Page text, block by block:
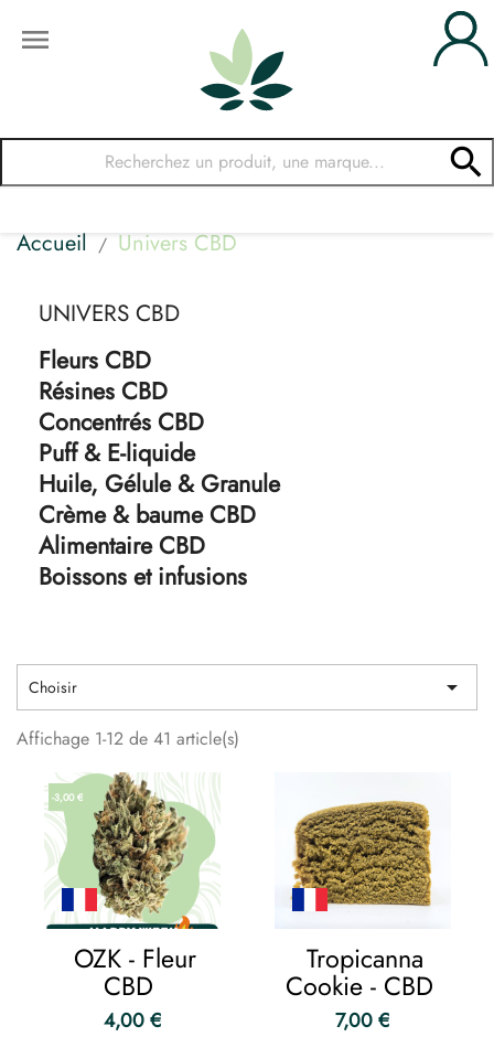


Accueil Univers CBD
UNIVERS CBD
Fleurs CBD
Résines CBD
Concentrés CBD
Puff & E-liquide
Huile, Gélule & Granule
Crème & baume CBD
Alimentaire CBD
Boissons et infusions
Choisir 
Affichage 1-12 de 41 article(s)
OZK - Fleur
CBD
4,00 €
-3,00 €
Tropicanna
Cookie - CBD
7,00 €